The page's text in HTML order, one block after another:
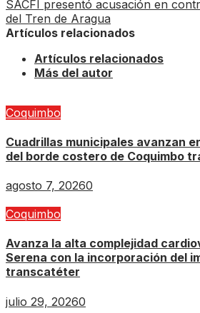
SACFI presentó acusación en
del Tren de Aragua
Artículos relacionados
Artículos relacionados
Más del autor
Coquimbo
Cuadrillas municipales avanzan
del borde costero de Coquimbo
agosto 7, 20260
Coquimbo
Avanza la alta complejidad
Serena con la incorporación del
transcatéter
julio 29, 20260